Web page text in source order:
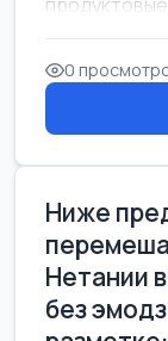
0
Ниже
Нетании
без